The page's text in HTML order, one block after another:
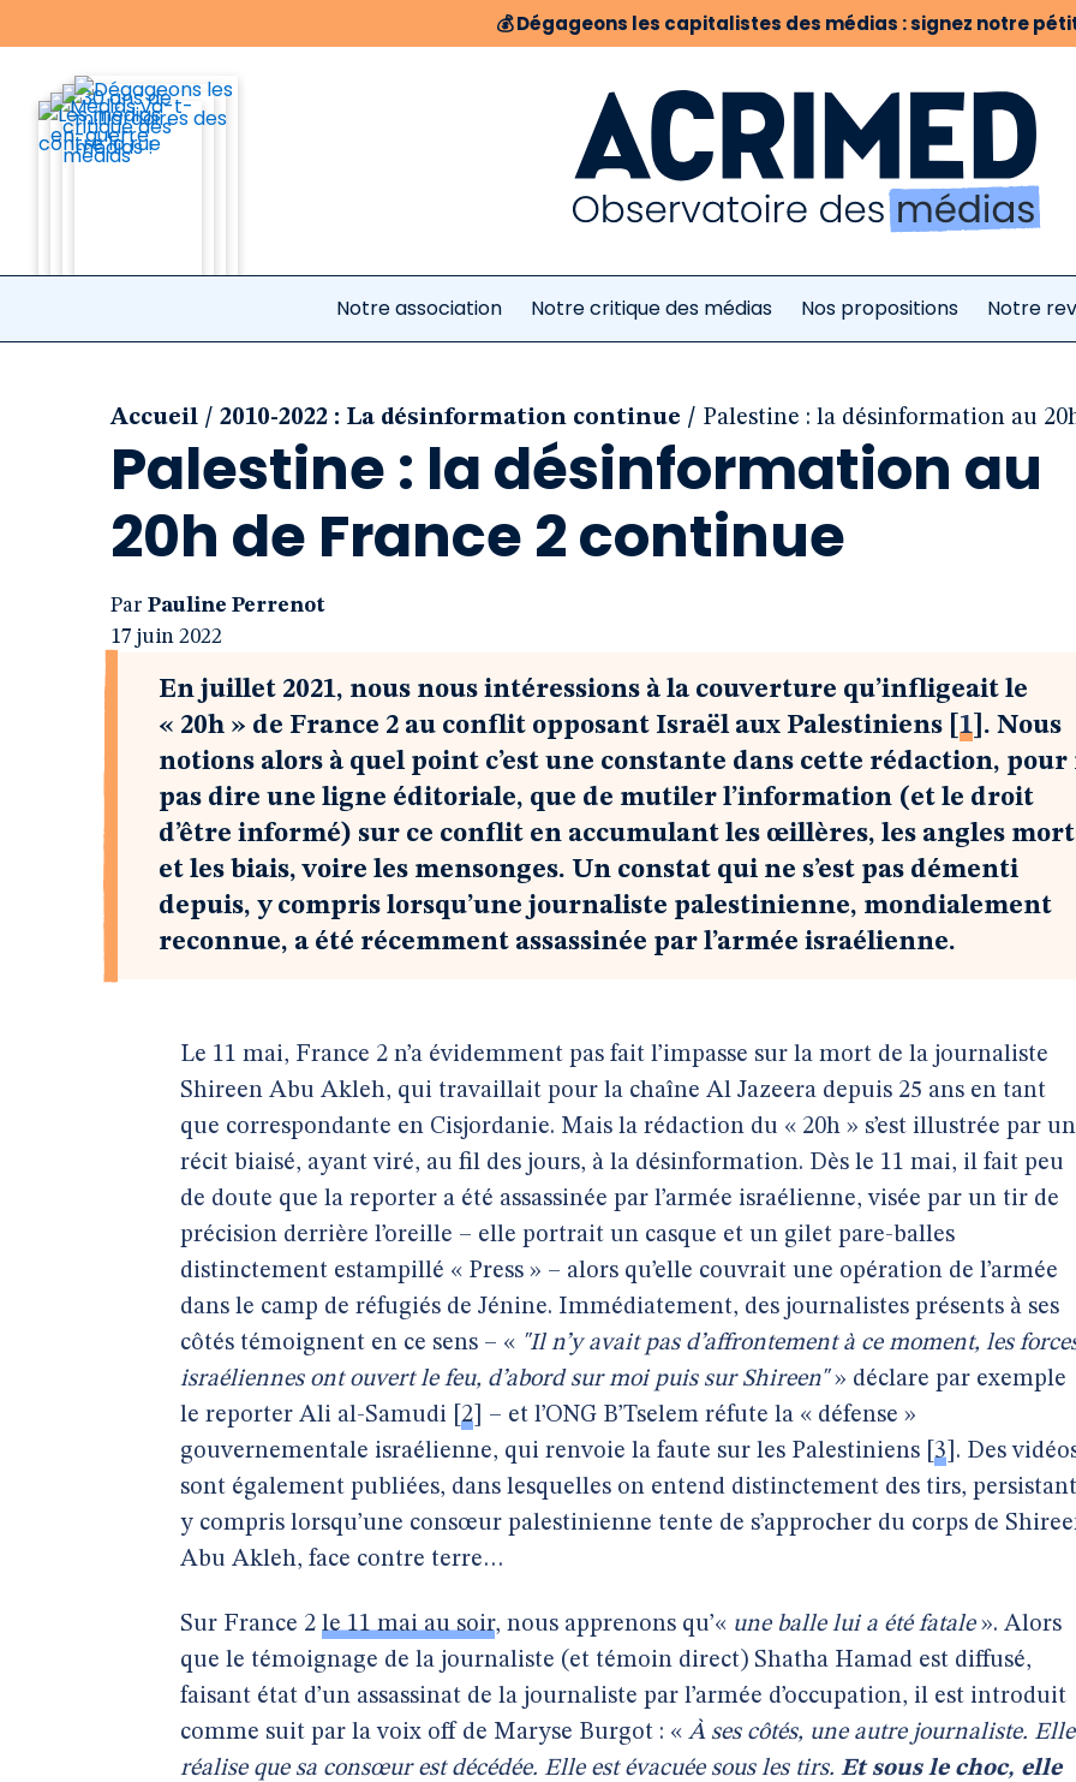
💰Dégageons les capitalistes des médias : signez notre
Notre association Notre critique des médias Nos propositions Notre
Accueil / 2010-2022 : La désinformation continue / Palestine : la désinformation au
Palestine : la désinformation au
20h de France 2 continue
Par Pauline Perrenot
17 juin 2022
En juillet 2021, nous nous intéressions à la couverture qu’infligeait le
« 20h » de France 2 au conflit opposant Israël aux Palestiniens
1 . Nous
notions alors à quel point c’est une constante dans cette rédaction, pour
pas dire une ligne éditoriale, que de mutiler l’information (et le droit
d’être informé) sur ce conflit en accumulant les œillères, les angles
et les biais, voire les mensonges. Un constat qui ne s’est pas démenti
depuis, y compris lorsqu’une journaliste palestinienne, mondialement
reconnue, a été récemment assassinée par l’armée israélienne.
Le 11 mai, France 2 n’a évidemment pas fait l’impasse sur la mort de la journaliste
Shireen Abu Akleh, qui travaillait pour la chaîne Al Jazeera depuis 25 ans en tant
que correspondante en Cisjordanie. Mais la rédaction du « 20h » s’est illustrée par un
récit biaisé, ayant viré, au fil des jours, à la désinformation. Dès le 11 mai, il fait peu
de doute que la reporter a été assassinée par l’armée israélienne, visée par un tir de
précision derrière l’oreille – elle portrait un casque et un gilet pare-balles
distinctement estampillé « Press » – alors qu’elle couvrait une opération de l’armée
dans le camp de réfugiés de Jénine. Immédiatement, des journalistes présents à ses
côtés témoignent en ce sens – « "Il n’y avait pas d’affrontement à ce moment, les
israéliennes ont ouvert le feu, d’abord sur moi puis sur Shireen"» déclare par exemple
le reporter Ali al-Samudi
2
– et l’ONG B’Tselem réfute la « défense »
gouvernementale israélienne, qui renvoie la faute sur les Palestiniens 3 . Des
sont également publiées, dans lesquelles on entend distinctement des tirs, persistant
y compris lorsqu’une consœur palestinienne tente de s’approcher du corps de
Abu Akleh, face contre terre…
Sur France 2 le 11 mai au soir, nous apprenons qu’« une balle lui a été fatale». Alors
que le témoignage de la journaliste (et témoin direct) Shatha Hamad est diffusé,
faisant état d’un assassinat de la journaliste par l’armée d’occupation, il est introduit
comme suit par la voix off de Maryse Burgot : « À ses côtés, une autre journaliste. Elle
réalise que sa consœur est décédée. Elle est évacuée sous les tirs. Et sous le choc, elle